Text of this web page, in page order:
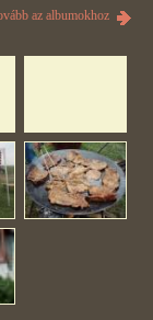
az albumokhoz